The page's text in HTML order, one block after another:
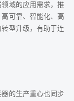
域的应用需求，推
可靠、智能化、高
型升级，有助于连
的生产重心也同步